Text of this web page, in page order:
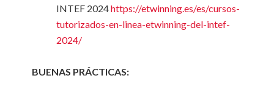
INTEF 2024https://etwinning.es/es/cursos-
tutorizados-en-linea-etwinning-del-intef-
2024/
BUENAS PRÁCTICAS: